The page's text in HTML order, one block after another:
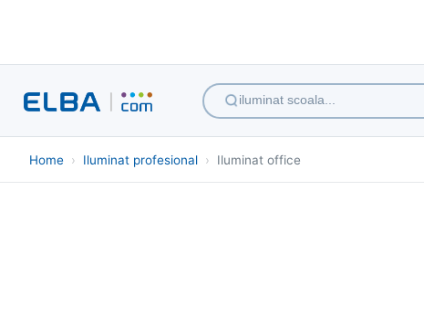
iluminat scoala...
Home › Iluminat profesional › Iluminat office